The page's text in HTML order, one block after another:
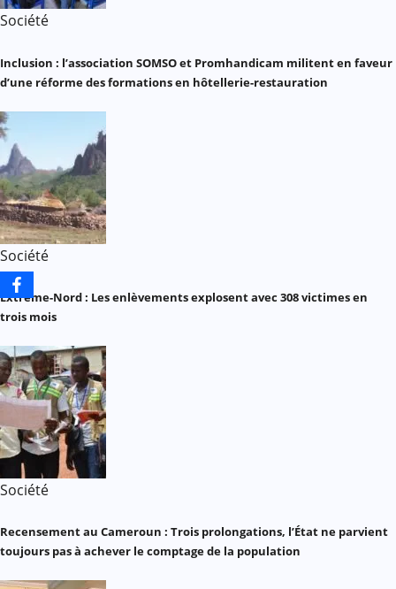
Société
Inclusion : l’association SOMSO et Promhandicam militent en faveur
d’une réforme des formations en hôtellerie-restauration
Société
Extrême-Nord : Les enlèvements explosent avec 308 victimes en
trois mois
Société
Recensement au Cameroun : Trois prolongations, l’État ne parvient
toujours pas à achever le comptage de la population